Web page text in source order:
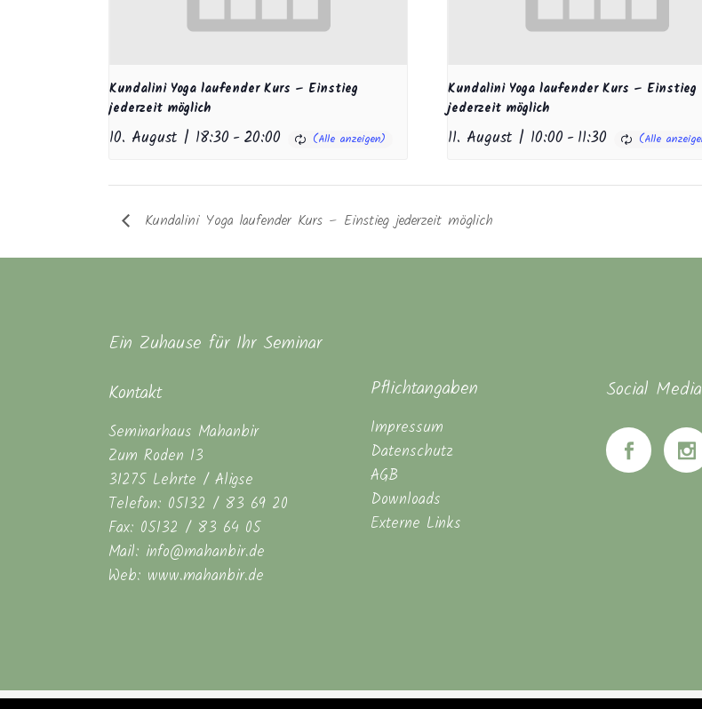
Kundalini Yoga laufender Kurs – Einstieg
jederzeit möglich
10. August | 18:30 -20:00
Kundalini Yoga laufender Kurs – Einstieg
jederzeit möglich
11. August | 10:00 -11:30
Kundalini Yoga laufender Kurs – Einstieg jederzeit möglich
Ein Zuhause für Ihr Seminar
Kontakt
Seminarhaus Mahanbir
Zum Roden 13
31275 Lehrte / Aligse
Telefon: 05132 / 83 69 20
Fax: 05132 / 83 64 05
Mail: info@mahanbir.de
Web: www.mahanbir.de
Pflichtangaben
Impressum
Datenschutz
AGB
Downloads
Externe Links
Social Media